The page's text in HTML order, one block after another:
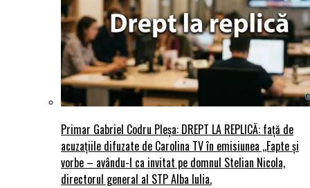
Primar Gabriel Codru Pleșa: DREPT LA REPLICĂ: față de
acuzațiile difuzate de Carolina TV în emisiunea ,,Fapte și
vorbe – avându-l ca invitat pe domnul Stelian Nicola,
directorul general al STP Alba Iulia.